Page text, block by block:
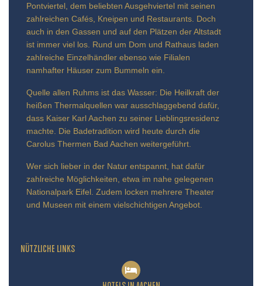
Pontviertel, dem beliebten Ausgehviertel mit seinen
zahlreichen Cafés, Kneipen und Restaurants. Doch
auch in den Gassen und auf den Plätzen der Altstadt
ist immer viel los. Rund um Dom und Rathaus laden
zahlreiche Einzelhändler ebenso wie Filialen
namhafter Häuser zum Bummeln ein.
Quelle allen Ruhms ist das Wasser: Die Heilkraft der
heißen Thermalquellen war ausschlaggebend dafür,
dass Kaiser Karl Aachen zu seiner Lieblingsresidenz
machte. Die Badetradition wird heute durch die
Carolus Thermen Bad Aachen weitergeführt.
Wer sich lieber in der Natur entspannt, hat dafür
zahlreiche Möglichkeiten, etwa im nahe gelegenen
Nationalpark Eifel. Zudem locken mehrere Theater
und Museen mit einem vielschichtigen Angebot.
NÜTZLICHE LINKS